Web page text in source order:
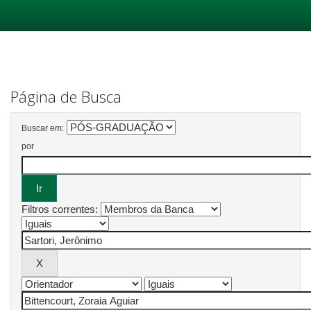
Página de Busca
Buscar em:
por
Filtros correntes: